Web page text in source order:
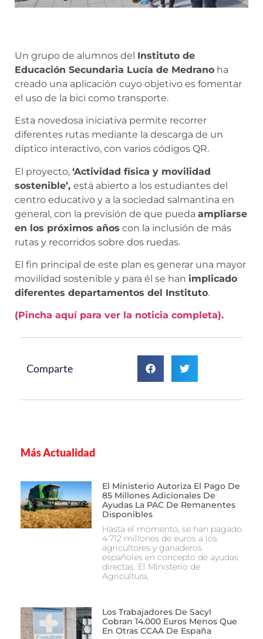
Un grupo de alumnos del Instituto de
Educación Secundaria Lucía de Medrano ha
creado una aplicación cuyo objetivo es fomentar
el uso de la bici como transporte.
Esta novedosa iniciativa permite recorrer
diferentes rutas mediante la descarga de un
díptico interactivo, con varios códigos QR.
El proyecto, ‘Actividad física y movilidad
sostenible’, está abierto a los estudiantes del
centro educativo y a la sociedad salmantina en
general, con la previsión de que pueda ampliarse
en los próximos años con la inclusión de más
rutas y recorridos sobre dos ruedas.
El fin principal de este plan es generar una mayor
movilidad sostenible y para él se han implicado
diferentes departamentos del Instituto.
(Pincha aquí para ver la noticia completa).
Comparte
Más Actualidad
El Ministerio Autoriza El Pago De
85 Millones Adicionales De
Ayudas La PAC De Remanentes
Disponibles
Hasta el momento, se han pagado
4.712 millones de euros a los
agricultores y ganaderos
españoles en concepto de ayudas
directas. El Ministerio de
Agricultura,
Los Trabajadores De Sacyl
Cobran 14.000 Euros Menos Que
En Otras CCAA De España